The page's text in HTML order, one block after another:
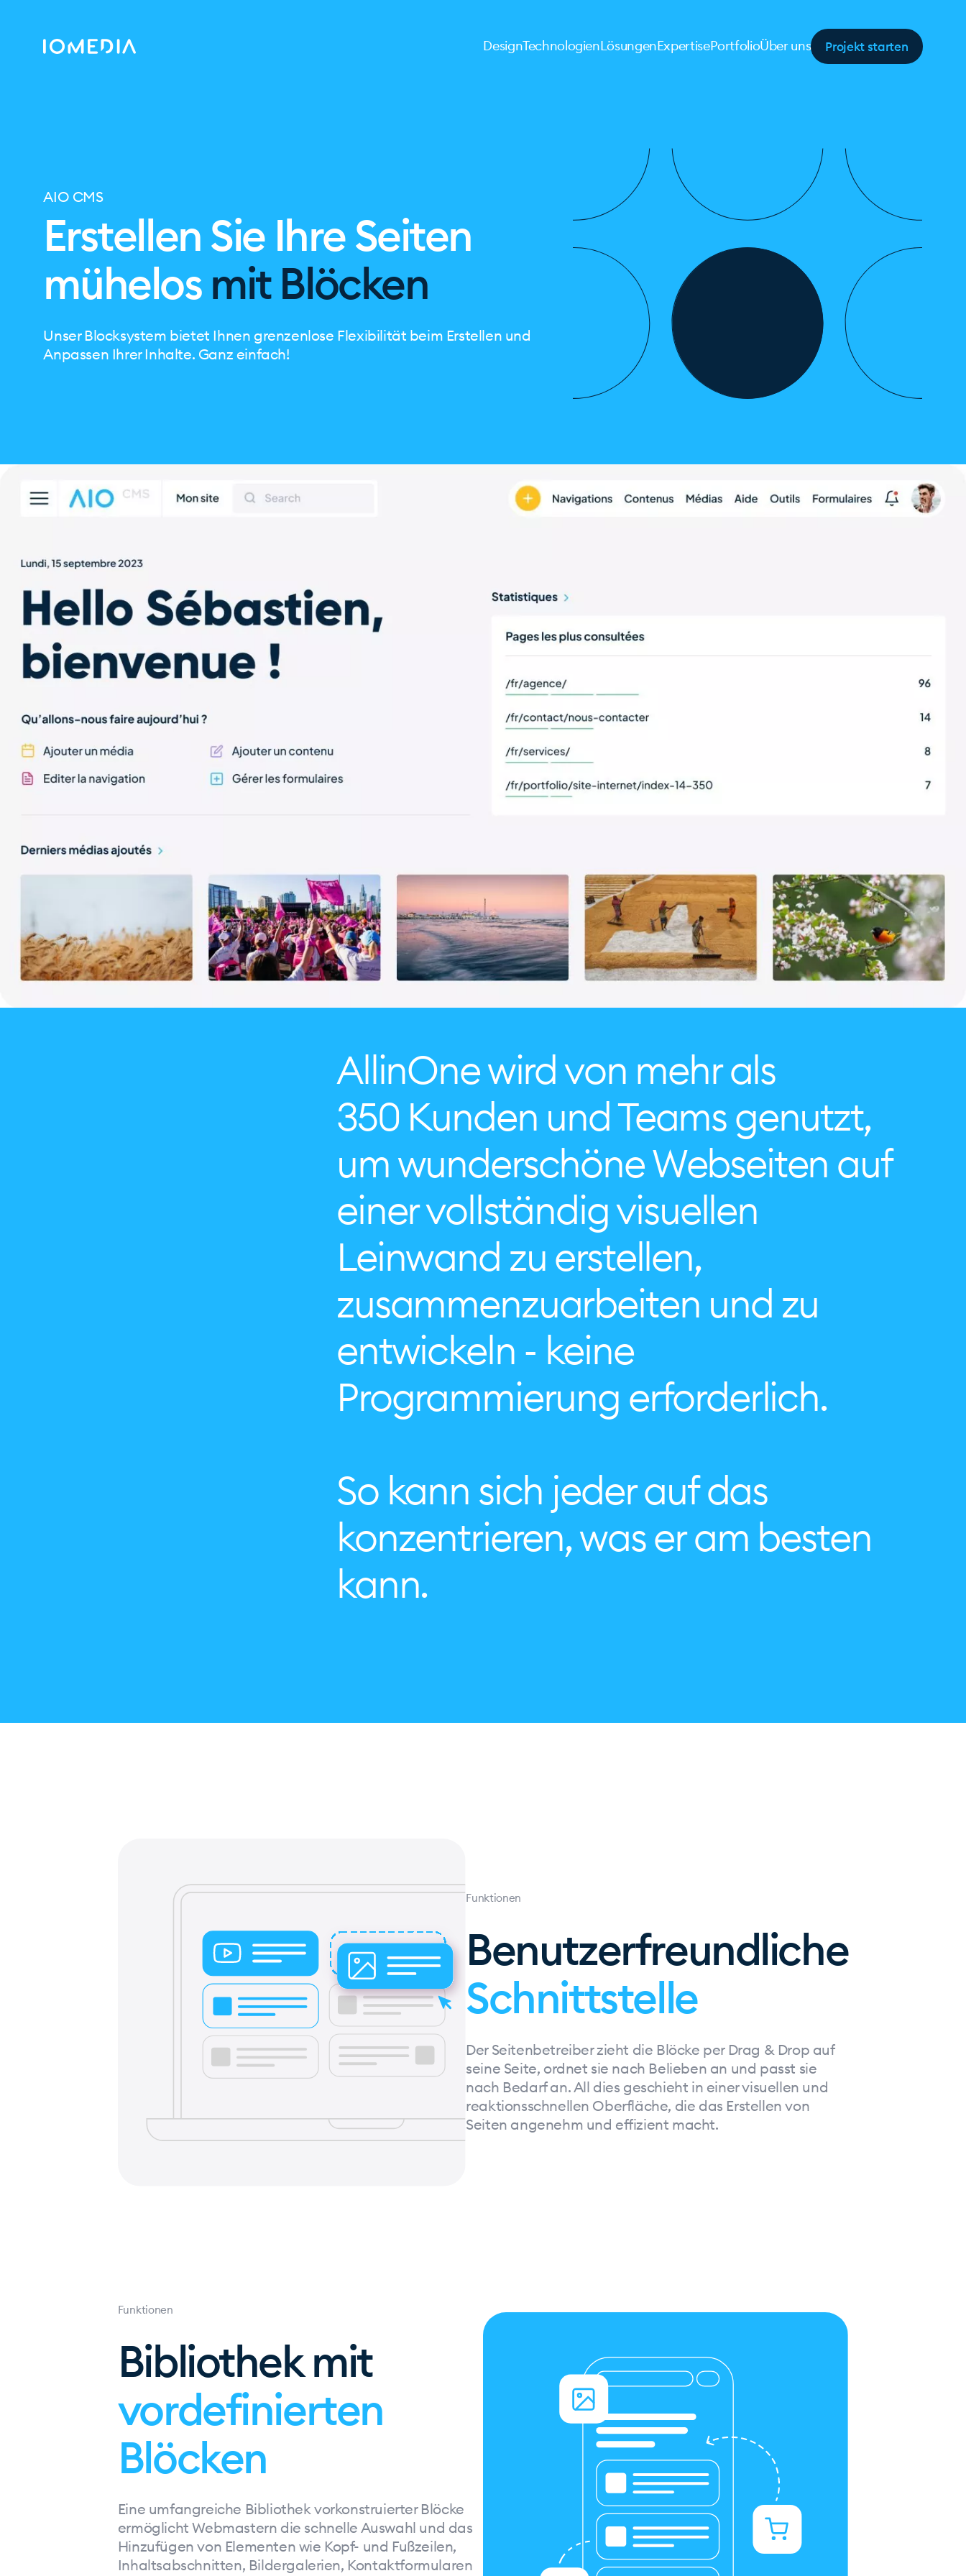
DesignTechnologien Lösungen ExpertisePortfolioÜber uns Projekt starten
AIO CMS
Erstellen Sie Ihre Seiten
mühelosmit Blöcken
Unser Blocksystem bietet Ihnen grenzenlose Flexibilität beim Erstellen und
Anpassen Ihrer Inhalte. Ganz einfach!
AllinOne wird von mehr als
350 Kunden und Teams genutzt,
um wunderschöne Webseiten auf
einer vollständig visuellen
Leinwand zu erstellen,
zusammenzuarbeiten und zu
entwickeln - keine
Programmierung erforderlich.
So kann sich jeder auf das
konzentrieren, was er am besten
kann.
Funktionen
Benutzerfreundliche
Schnittstelle
Der Seitenbetreiber zieht die Blöcke per Drag & Drop auf
seine Seite, ordnet sie nach Belieben an und passt sie
nach Bedarf an. All dies geschieht in einer visuellen und
reaktionsschnellen Oberfläche, die das Erstellen von
Seiten angenehm und effizient macht.
Funktionen
Bibliothek mit
vordefinierten
Blöcken
Eine umfangreiche Bibliothek vorkonstruierter Blöcke
ermöglicht Webmastern die schnelle Auswahl und das
Hinzufügen von Elementen wie Kopf- und Fußzeilen,
Inhaltsabschnitten, Bildergalerien, Kontaktformularen